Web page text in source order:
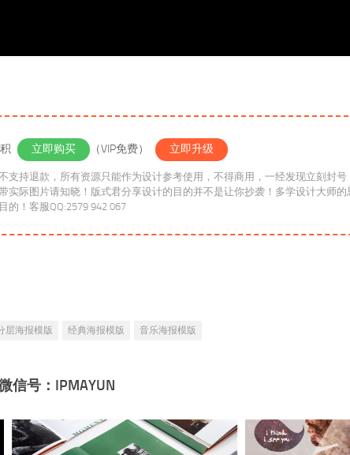
积 立即购买 （VIP免费） 立即升级
支持退款，所有资源只能作为设计参考使用，不得商用，一经发现立刻封号
实际图片请知晓！版式君分享设计的目的并不是让你抄袭！多学设计大师的
维方式才是本站的核心目的！客服QQ:2579 942 067
层海报模版 经典海报模版 音乐海报模版
信号：IPMAYUN